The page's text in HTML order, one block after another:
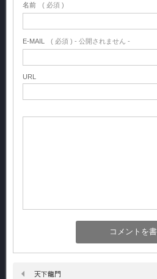
名前 ( 必須 )
E-MAIL ( 必須 ) - 公開されません -
URL
天下龍門